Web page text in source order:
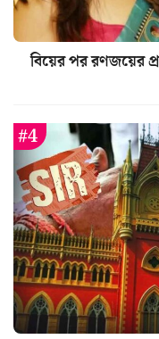
বিয়ের পর রণজয়ের